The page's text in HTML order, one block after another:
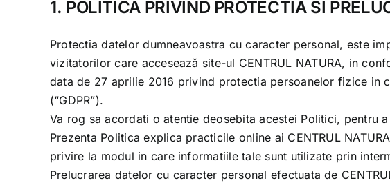
1. POLITICA PRIVIND PROTECTIA SI
Protectia datelor dumneavoastra cu caracter personal, este
vizitatorilor care accesează site-ul CENTRUL NATURA, in
data de 27 aprilie 2016 privind protectia persoanelor fizice in
(“GDPR”).
Va rog sa acordati o atentie deosebita acestei Politici, pentru
Prezenta Politica explica practicile online ai CENTRUL NATURA
privire la modul in care informatiile tale sunt utilizate prin
Prelucrarea datelor cu caracter personal efectuata de